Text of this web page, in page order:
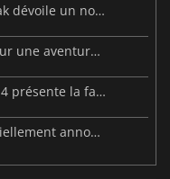
Beast of Reincarnation : Game Freak dévoile un nouveau pari
Big Walk est disponible : partez pour une aventure entre amis
Warhammer 40 000 : Dawn of War 4 présente la faction des Nécrons
Le DLC Nioh 3 : Hell Rising est officiellement annoncé